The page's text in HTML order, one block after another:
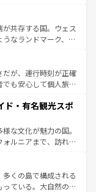
しみ方が可能だ。さ
れており、どの街角に
パリ以外の個性あふ
きることがない。ベ
アルプスの絶景、そ
風景は必見。ビール
、新着の
してほしい。
共存する国。ウェス
なランドマーク、歴
優雅なアフタヌーン
英国パブ、サッカー観
豊富。イギリスを旅
だが、運行時刻が正確
も安心して個人旅行
らではのユニークな
く町歩きも満喫する
物価も高いが、旅行
り、うまく活用すれ
ド・有名観光スポ
な文化が魅力の国。
ルニアまで、訪れる
ング、エンターテイ
だ。一方、アメリカ
ャニオンやイエロー
くの島で構成される
ている。大自然の神